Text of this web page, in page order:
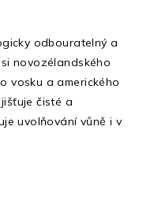
odbouratelný a
novozélandského
vosku a amerického
čisté a
uvolňování vůně i v